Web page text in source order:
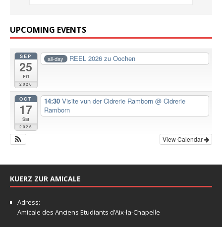
UPCOMING EVENTS
SEP
25
Fri
2026
all-day REEL 2026 zu Oochen
OCT
17
Sat
2026
14:30 Visite vun der Cidrerie Ramborn @ Cidrerie
Ramborn
View Calendar
KUERZ ZUR AMICALE
Adress:
Amicale des Anciens Etudiants d’Aix-la-Chapelle